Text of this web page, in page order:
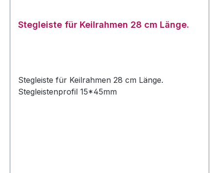
Stegleiste für Keilrahmen 28 cm Länge.
Stegleiste für Keilrahmen 28 cm Länge.
Stegleistenprofil 15*45mm